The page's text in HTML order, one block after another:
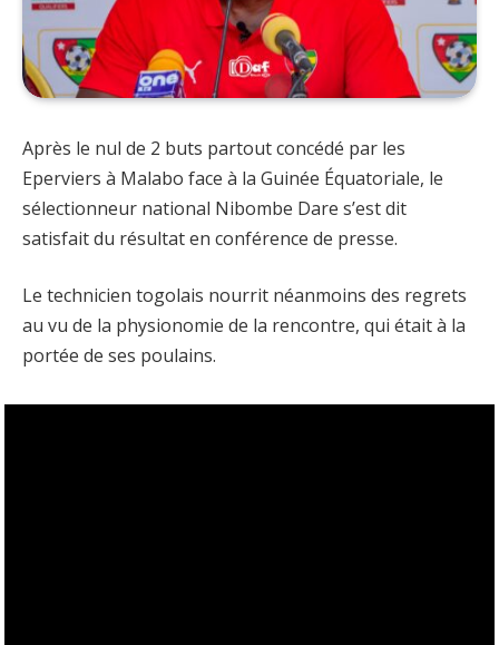
Après le nul de 2 buts partout concédé par les
Eperviers à Malabo face à la Guinée Équatoriale, le
sélectionneur national Nibombe Dare s’est dit
satisfait du résultat en conférence de presse.
Le technicien togolais nourrit néanmoins des regrets
au vu de la physionomie de la rencontre, qui était à la
portée de ses poulains.